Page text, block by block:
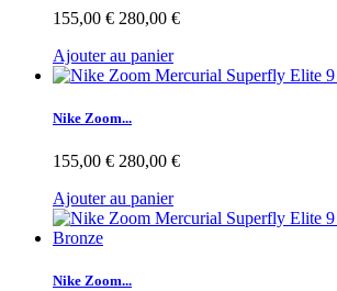
155,00 € 280,00 €
Ajouter au panier
Nike Zoom...
155,00 € 280,00 €
Ajouter au panier
Nike Zoom...